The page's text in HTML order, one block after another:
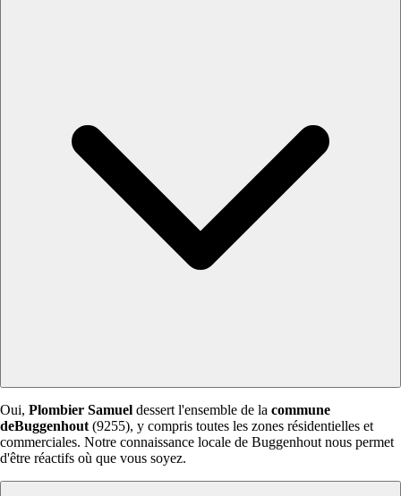
Oui, Plombier Samuel dessert l'ensemble de la commune
deBuggenhout (9255), y compris toutes les zones résidentielles et
commerciales. Notre connaissance locale de Buggenhout nous permet
d'être réactifs où que vous soyez.